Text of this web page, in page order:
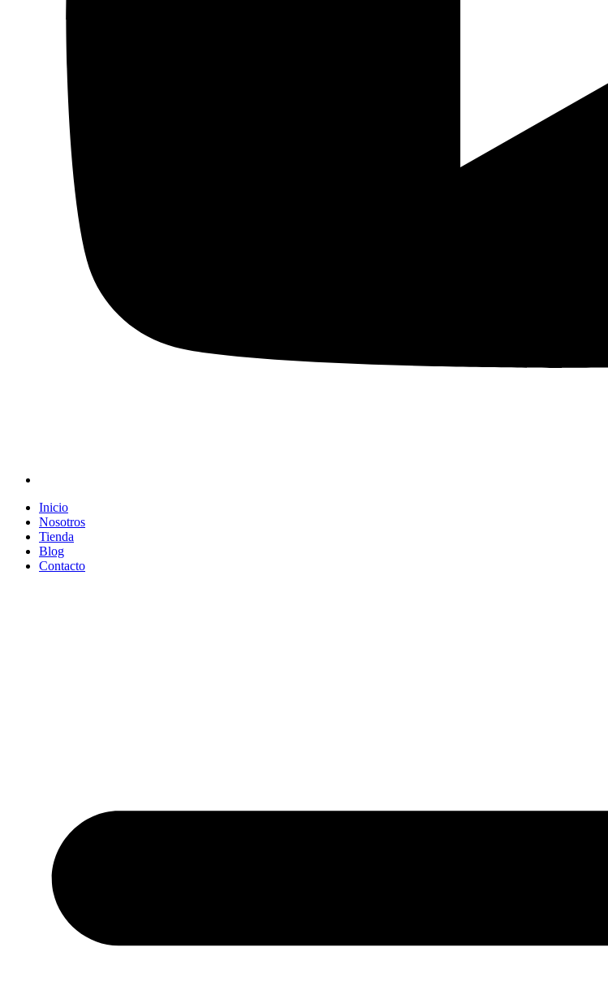
Inicio
Nosotros
Tienda
Blog
Contacto